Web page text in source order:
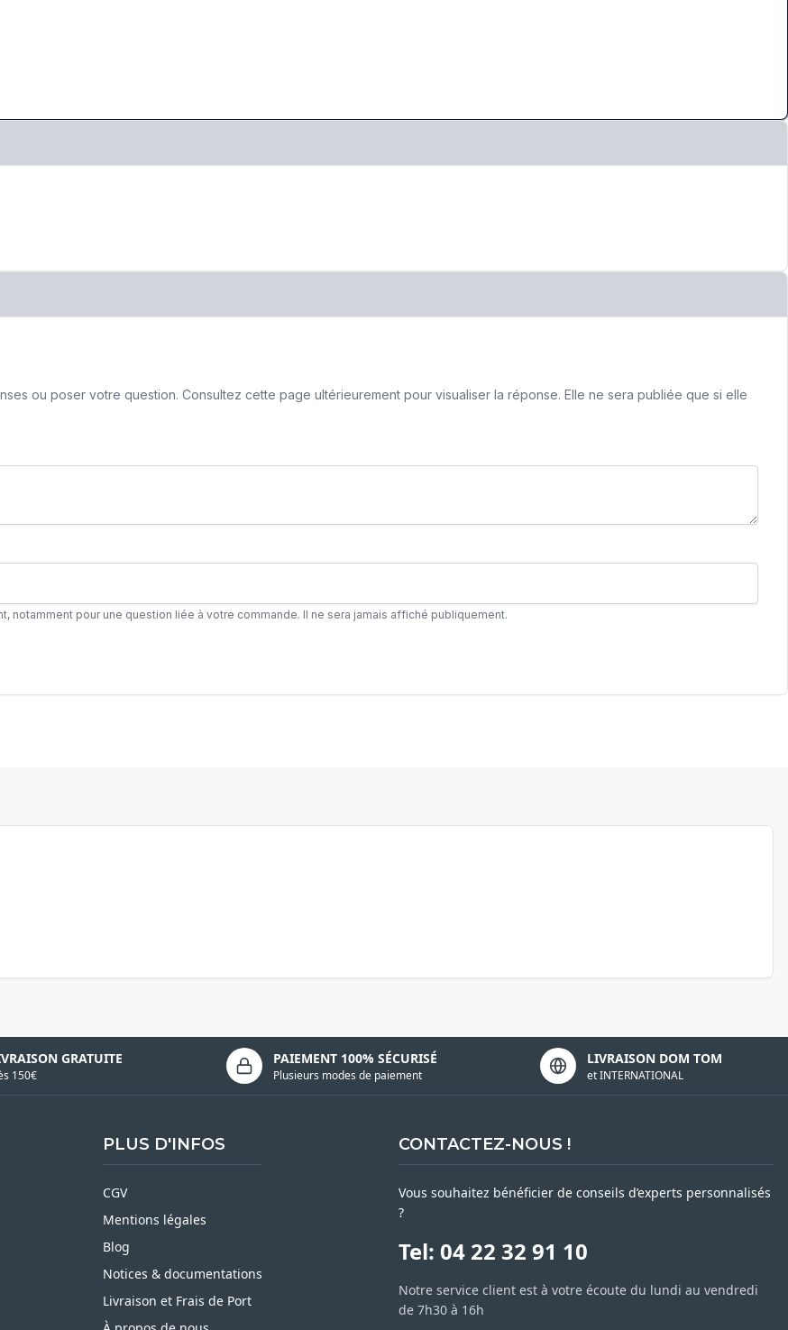
ou poser votre question. Consultez cette page ultérieurement pour visualiser la réponse. Elle ne sera publiée que si elle
pour une question liée à votre commande. Il ne sera jamais affiché publiquement.
GRATUITE
150€
PAIEMENT 100% SÉCURISÉ
Plusieurs modes de paiement
LIVRAISON DOM TOM
et INTERNATIONAL
PLUS D'INFOS
CGV
Mentions légales
Blog
Notices & documentations
Livraison et Frais de Port
CONTACTEZ-NOUS !
Vous souhaitez bénéficier de conseils d’experts personnalisés
?
Tel: 04 22 32 91 10
Notre service client est à votre écoute du lundi au vendredi
de 7h30 à 16h